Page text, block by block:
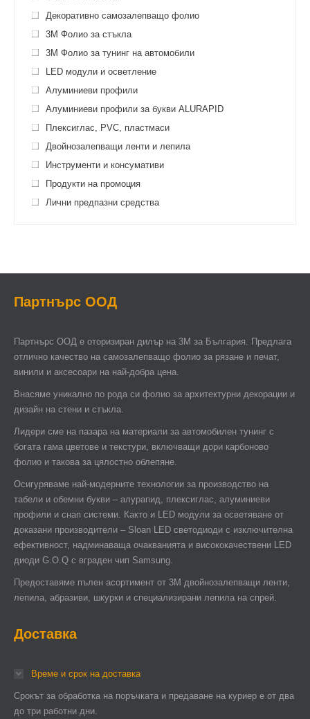
Декоративно самозалепващо фолио
3M Фолио за стъкла
3M Фолио за тунинг на автомобили
LED модули и осветление
Алуминиеви профили
Алуминиеви профили за букви ALURAPID
Плексиглас, PVC, пластмаси
Двойнозалепващи ленти и лепила
Инструменти и консумативи
Продукти на промоция
Лични предпазни средства
Партнърс ООД
Партнърс ООД e оторизиран дилър на 3М за България. Предлага
отлично качество на самозалепващо фолио за рязане и печат,
винили и аксесоари на най-добра цена.
Внасяме уникално по рода си фолио за архитектурни декорации и
дизайн на стени и стъкла.
Лидери сме на пазара на материали за автомобилен тунинг с
богата гама цветове и текстури, включващи дори карбоново
фолио и такова за цялостно облепяне.
Осигуряваме най-модерните технологии за производство на
табели и обемни букви – алурапид, плексиглас, алуминиеви
профили и снап системи. Както и LED модули за осветяване от
доказани производители – Sloan LED светодиоди с изключителна
ефективност, надминаваща очакванията и висококачествени LED
диоди G.O.Q с вграден чип Samsung.
Предоставяме пълен асортимент от 3М двойнозалепващи ленти,
лепила, абразиви, шкурки и специализирани лепила на спрей.
Доставка
Време и срок на доставка
Срокът за обработка на поръчката и предаване на куриер е от два
до три работни дни.